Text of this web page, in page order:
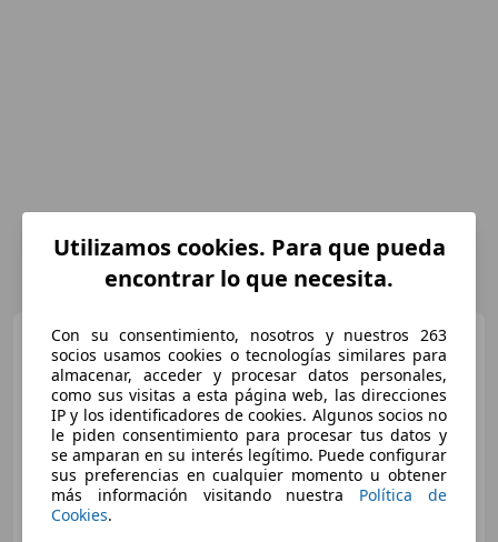
Mazda CX-52.2 Skyactiv-D
Zenith Safety Black Sky AWD Aut.
13
€ 17.800
Preciojusto
04/2019
Utilizamos cookies. Para que pueda
encontrar lo que necesita.
Con su consentimiento, nosotros y nuestros 263
socios usamos cookies o tecnologías similares para
almacenar, acceder y procesar datos personales,
como sus visitas a esta página web, las direcciones
IP y los identificadores de cookies. Algunos socios no
le piden consentimiento para procesar tus datos y
se amparan en su interés legítimo. Puede configurar
sus preferencias en cualquier momento u obtener
más información visitando nuestra Política de
Cookies.